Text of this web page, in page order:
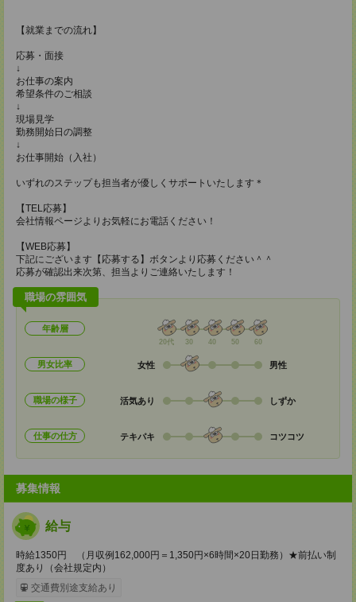
【就業までの流れ】
応募・面接
↓
お仕事の案内
希望条件のご相談
↓
現場見学
勤務開始日の調整
↓
お仕事開始（入社）
いずれのステップも担当者が優しくサポートいたします＊
【TEL応募】
会社情報ページよりお気軽にお電話ください！
【WEB応募】
下記にございます【応募する】ボタンより応募ください＾＾
応募が確認出来次第、担当よりご連絡いたします！
職場の雰囲気
年齢層
20代 30 40 50 60
男女比率 女性 男性
職場の様子 活気あり しずか
仕事の仕方 テキパキ コツコツ
募集情報
給与
時給1350円 （月収例162,000円＝1,350円×6時間×20日勤務）★前払い制
度あり（会社規定内）
交通費別途支給あり